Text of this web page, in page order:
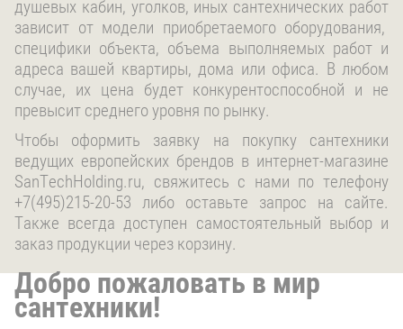
душевых кабин, уголков, иных сантехнических работ
зависит от модели приобретаемого оборудования,
специфики объекта, объема выполняемых работ и
адреса вашей квартиры, дома или офиса. В любом
случае, их цена будет конкурентоспособной и не
превысит среднего уровня по рынку.
Чтобы оформить заявку на покупку сантехники
ведущих европейских брендов в интернет-магазине
SanTechHolding.ru, свяжитесь с нами по телефону
+7(495)215-20-53 либо оставьте запрос на сайте.
Также всегда доступен самостоятельный выбор и
заказ продукции через корзину.
Добро пожаловать в мир
сантехники!